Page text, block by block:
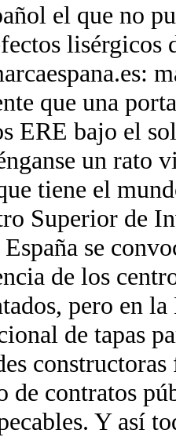
el que no
lisérgicos
que una
ERE bajo el
un rato
tiene el
Superior de
se
de los
pero en
de tapas
de contratos
Y así